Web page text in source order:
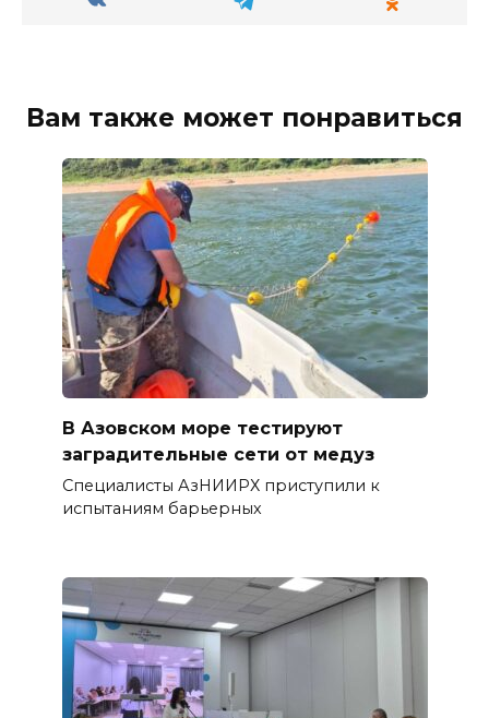
Вам также может понравиться
В Азовском море тестируют
заградительные сети от медуз
Специалисты АзНИИРХ приступили к
испытаниям барьерных